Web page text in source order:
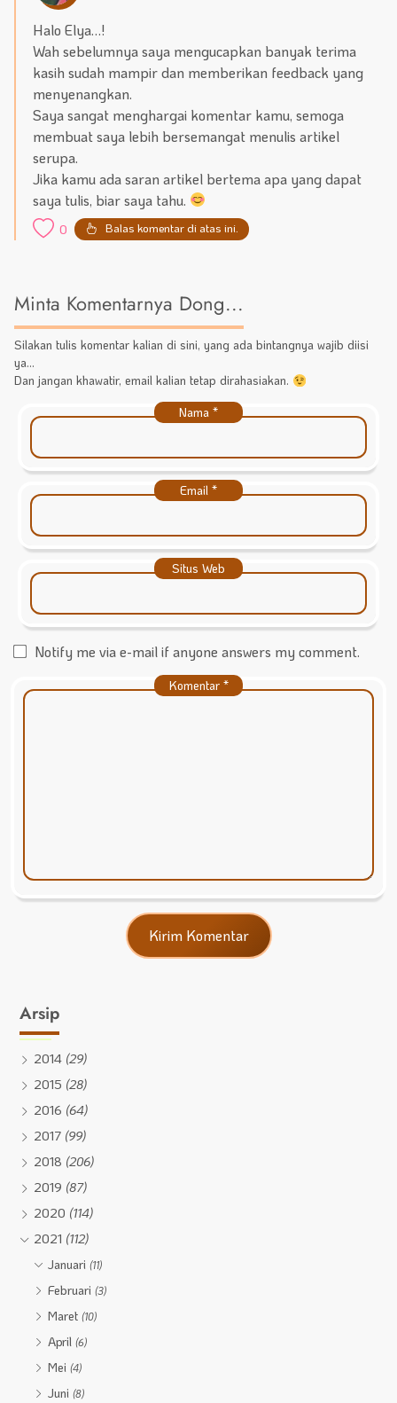
Halo Elya…!
Wah sebelumnya saya mengucapkan banyak terima
kasih sudah mampir dan memberikan feedback yang
menyenangkan.
Saya sangat menghargai komentar kamu, semoga
membuat saya lebih bersemangat menulis artikel
serupa.
Jika kamu ada saran artikel bertema apa yang dapat
saya tulis, biar saya tahu.
0 Balas komentar di atas ini.
Minta Komentarnya Dong...
Silakan tulis komentar kalian di sini, yang ada bintangnya wajib diisi
ya...
Dan jangan khawatir, email kalian tetap dirahasiakan.
Nama *
Email *
Situs Web
Notify me via e-mail if anyone answers my comment.
Komentar *
Arsip
2014 (29)
2015 (28)
2016 (64)
2017 (99)
2018 (206)
2019 (87)
2020 (114)
2021 (112)
Januari(11)
Februari(3)
Maret(10)
April(6)
Mei(4)
Juni(8)